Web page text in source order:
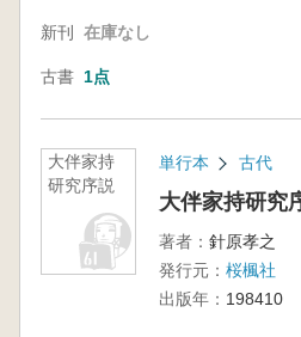
新刊 在庫なし
古書 1点
大伴家持
研究序説
単行本 古代
大伴家持研究
著者： 針原孝之
発行元： 桜楓社
出版年： 198410